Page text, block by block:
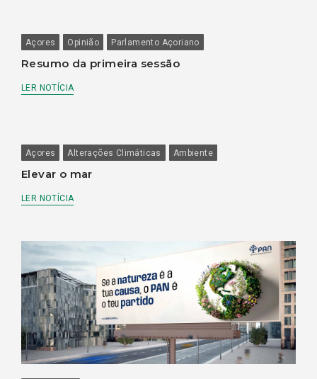
Açores Opinião Parlamento Açoriano
Resumo da primeira sessão
LER NOTÍCIA
Açores Alterações Climáticas Ambiente
Elevar o mar
LER NOTÍCIA